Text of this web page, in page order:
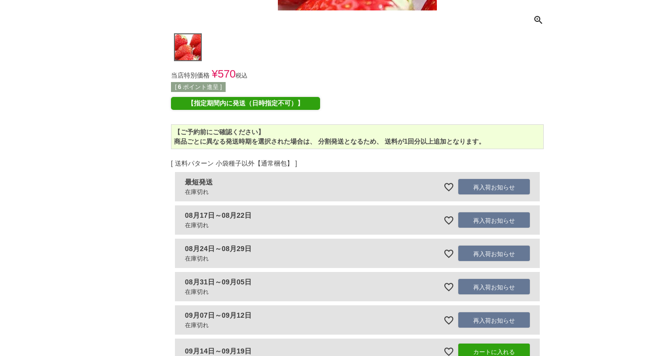
当店特別価格 ¥570税込
[ 6 ポイント進呈 ]
【指定期間内に発送（日時指定不可）】
【ご予約前にご確認ください】
商品ごとに異なる発送時期を選択された場合は、 分割発送となるため、 送料が1回分以上追加となります。
送料パターン 小袋種子以外【通常梱包】
最短発送
在庫切れ
再入荷お知らせ
08月17日～08月22日
在庫切れ
再入荷お知らせ
08月24日～08月29日
在庫切れ
再入荷お知らせ
08月31日～09月05日
在庫切れ
再入荷お知らせ
09月07日～09月12日
在庫切れ
再入荷お知らせ
09月14日～09月19日 カートに入れる